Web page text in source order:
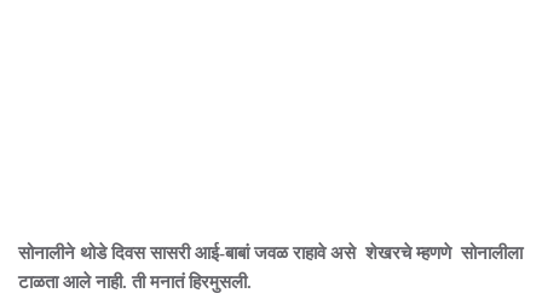
सोनालीने थोडे दिवस सासरी आई-बाबां जवळ राहावे असे शेखरचे म्हणणे सोनालीला
टाळता आले नाही. ती मनातं हिरमुसली.